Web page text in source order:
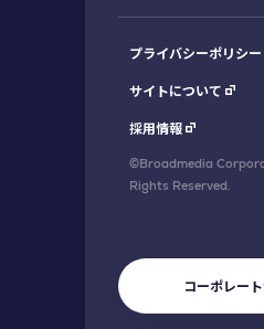
プライバシーポリシー
サイトについて
採用情報
コーポレー
©Broadmedia
Rights Reserved.